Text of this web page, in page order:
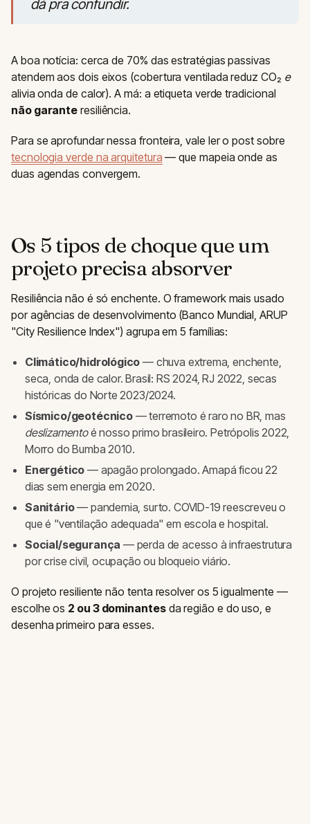
dá pra confundir.
A boa notícia: cerca de 70% das estratégias passivas
atendem aos dois eixos (cobertura ventilada reduz CO₂ e
alivia onda de calor). A má: a etiqueta verde tradicional
não garante resiliência.
Para se aprofundar nessa fronteira, vale ler o post sobre
tecnologia verde na arquitetura — que mapeia onde as
duas agendas convergem.
Os 5 tipos de choque que um
projeto precisa absorver
Resiliência não é só enchente. O framework mais usado
por agências de desenvolvimento (Banco Mundial, ARUP
"City Resilience Index") agrupa em 5 famílias:
Climático/hidrológico — chuva extrema, enchente,
seca, onda de calor. Brasil: RS 2024, RJ 2022, secas
históricas do Norte 2023/2024.
Sísmico/geotécnico— terremoto é raro no BR, mas
deslizamentoé nosso primo brasileiro. Petrópolis 2022,
Morro do Bumba 2010.
Energético — apagão prolongado. Amapá ficou 22
dias sem energia em 2020.
Sanitário— pandemia, surto. COVID-19 reescreveu o
que é "ventilação adequada" em escola e hospital.
Social/segurança — perda de acesso à infraestrutura
por crise civil, ocupação ou bloqueio viário.
O projeto resiliente não tenta resolver os 5 igualmente —
escolhe os 2 ou 3 dominantesda região e do uso, e
desenha primeiro para esses.